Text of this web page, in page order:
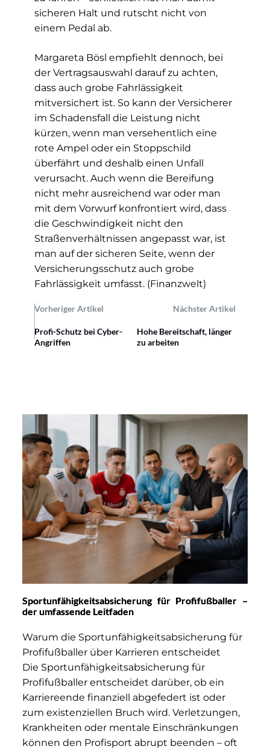
sicheren Halt und rutscht nicht von
einem Pedal ab.
Margareta Bösl empfiehlt dennoch, bei
der Vertragsauswahl darauf zu achten,
dass auch grobe Fahrlässigkeit
mitversichert ist. So kann der Versicherer
im Schadensfall die Leistung nicht
kürzen, wenn man versehentlich eine
rote Ampel oder ein Stoppschild
überfährt und deshalb einen Unfall
verursacht. Auch wenn die Bereifung
nicht mehr ausreichend war oder man
mit dem Vorwurf konfrontiert wird, dass
die Geschwindigkeit nicht den
Straßenverhältnissen angepasst war, ist
man auf der sicheren Seite, wenn der
Versicherungsschutz auch grobe
Fahrlässigkeit umfasst. (Finanzwelt)
Vorheriger Artikel Nächster Artikel
Profi-Schutz bei Cyber-
Angriffen
Hohe Bereitschaft, länger
zu arbeiten
Sportunfähigkeitsabsicherung für Profifußballer –
der umfassende Leitfaden
Warum die Sportunfähigkeitsabsicherung für
Profifußballer über Karrieren entscheidet
Die Sportunfähigkeitsabsicherung für
Profifußballer entscheidet darüber, ob ein
Karriereende finanziell abgefedert ist oder
zum existenziellen Bruch wird. Verletzungen,
Krankheiten oder mentale Einschränkungen
können den Profisport abrupt beenden – oft